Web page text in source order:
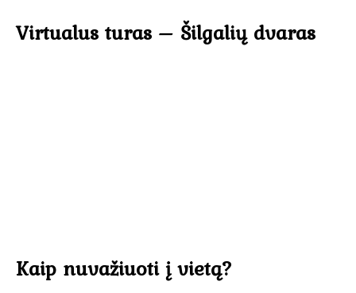
Virtualus turas – Šilgalių dvaras
Kaip nuvažiuoti į vietą?